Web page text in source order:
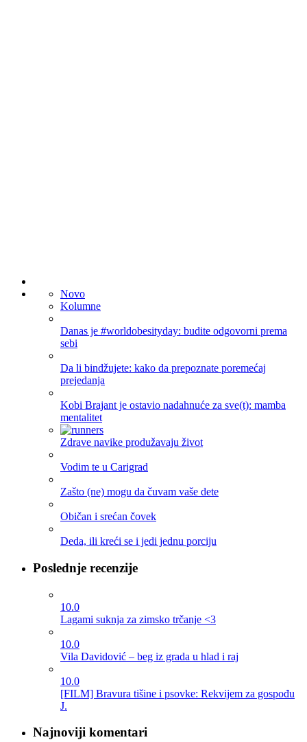
Novo
Kolumne
Danas je #worldobesityday: budite odgovorni prema
sebi
Da li bindžujete: kako da prepoznate poremećaj
prejedanja
Kobi Brajant je ostavio nadahnuće za sve(t): mamba
mentalitet
Zdrave navike produžavaju život
Vodim te u Carigrad
Zašto (ne) mogu da čuvam vaše dete
Običan i srećan čovek
Deda, ili kreći se i jedi jednu porciju
Poslednje recenzije
10.0
Lagami suknja za zimsko trčanje <3
10.0
Vila Davidović – beg iz grada u hlad i raj
10.0
[FILM] Bravura tišine i psovke: Rekvijem za gospođu
J.
Najnoviji komentari